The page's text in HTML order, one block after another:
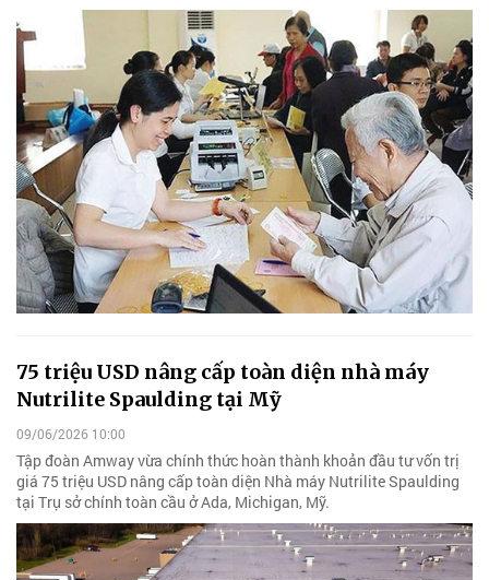
75 triệu USD nâng cấp toàn diện nhà máy
Nutrilite Spaulding tại Mỹ
09/06/2026 10:00
Tập đoàn Amway vừa chính thức hoàn thành khoản đầu tư vốn trị
giá 75 triệu USD nâng cấp toàn diện Nhà máy Nutrilite Spaulding
tại Trụ sở chính toàn cầu ở Ada, Michigan, Mỹ.